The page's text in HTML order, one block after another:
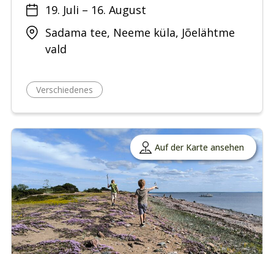
19. Juli – 16. August
Sadama tee, Neeme küla, Jõelähtme
vald
Verschiedenes
Auf der Karte ansehen